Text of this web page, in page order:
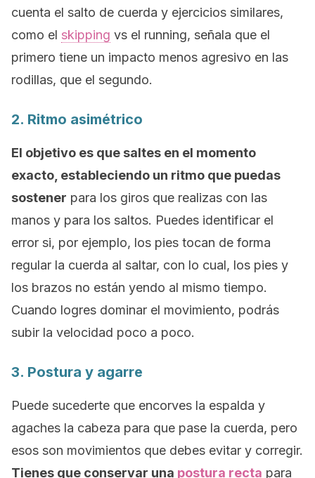
cuenta el salto de cuerda y ejercicios similares,
como el skipping vs el running, señala que el
primero tiene un impacto menos agresivo en las
rodillas, que el segundo.
2. Ritmo asimétrico
El objetivo es que saltes en el momento
exacto, estableciendo un ritmo que puedas
sostener para los giros que realizas con las
manos y para los saltos. Puedes identificar el
error si, por ejemplo, los pies tocan de forma
regular la cuerda al saltar, con lo cual, los pies y
los brazos no están yendo al mismo tiempo.
Cuando logres dominar el movimiento, podrás
subir la velocidad poco a poco.
3. Postura y agarre
Puede sucederte que encorves la espalda y
agaches la cabeza para que pase la cuerda, pero
esos son movimientos que debes evitar y corregir.
Tienes que conservar una postura recta para